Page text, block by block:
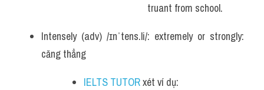
truant from school.
Intensely (adv) /ɪnˈtens.li/: extremely or strongly:
căng thẳng
IELTS TUTOR xét ví dụ: